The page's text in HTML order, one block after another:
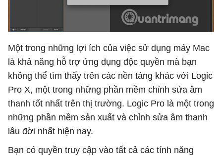
Một trong những lợi ích của việc sử dụng máy Mac
là khả năng hỗ trợ ứng dụng độc quyền mà bạn
không thể tìm thấy trên các nền tảng khác với Logic
Pro X, một trong những phần mềm chỉnh sửa âm
thanh tốt nhất trên thị trường. Logic Pro là một trong
những phần mềm sản xuất và chỉnh sửa âm thanh
lâu đời nhất hiện nay.
Bạn có quyền truy cập vào tất cả các tính năng